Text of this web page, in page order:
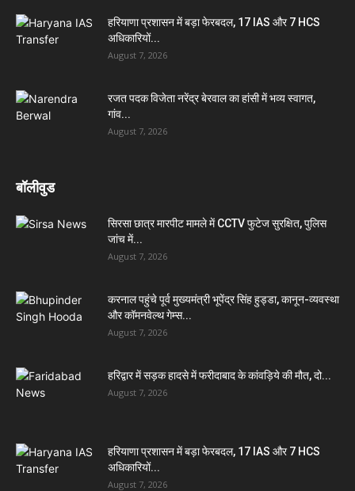
हरियाणा प्रशासन में बड़ा फेरबदल, 17 IAS और 7 HCS
अधिकारियों...
August 7, 2026
रजत पदक विजेता नरेंद्र बेरवाल का हांसी में भव्य स्वागत,
गांव...
August 7, 2026
बॉलीवुड
सिरसा छात्र मारपीट मामले में CCTV फुटेज सुरक्षित, पुलिस
जांच में...
August 7, 2026
करनाल पहुंचे पूर्व मुख्यमंत्री भूपेंद्र सिंह हुड्डा, कानून-व्यवस्था
और कॉमनवेल्थ गेम्स...
August 7, 2026
हरिद्वार में सड़क हादसे में फरीदाबाद के कांवड़िये की मौत, दो...
August 7, 2026
हरियाणा प्रशासन में बड़ा फेरबदल, 17 IAS और 7 HCS
अधिकारियों...
August 7, 2026